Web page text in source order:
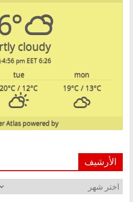
cloudy
6:26 am
4:56 pm EET
mon
tue
19°C/ 13°C
20°C / 12°C
powered by
Atlas
الأرشيف
الأرشيف